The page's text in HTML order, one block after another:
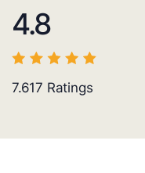
4.8
7.617 Ratings